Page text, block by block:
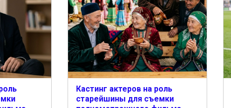
Кастинг актеров на роль
старейшины для съемки